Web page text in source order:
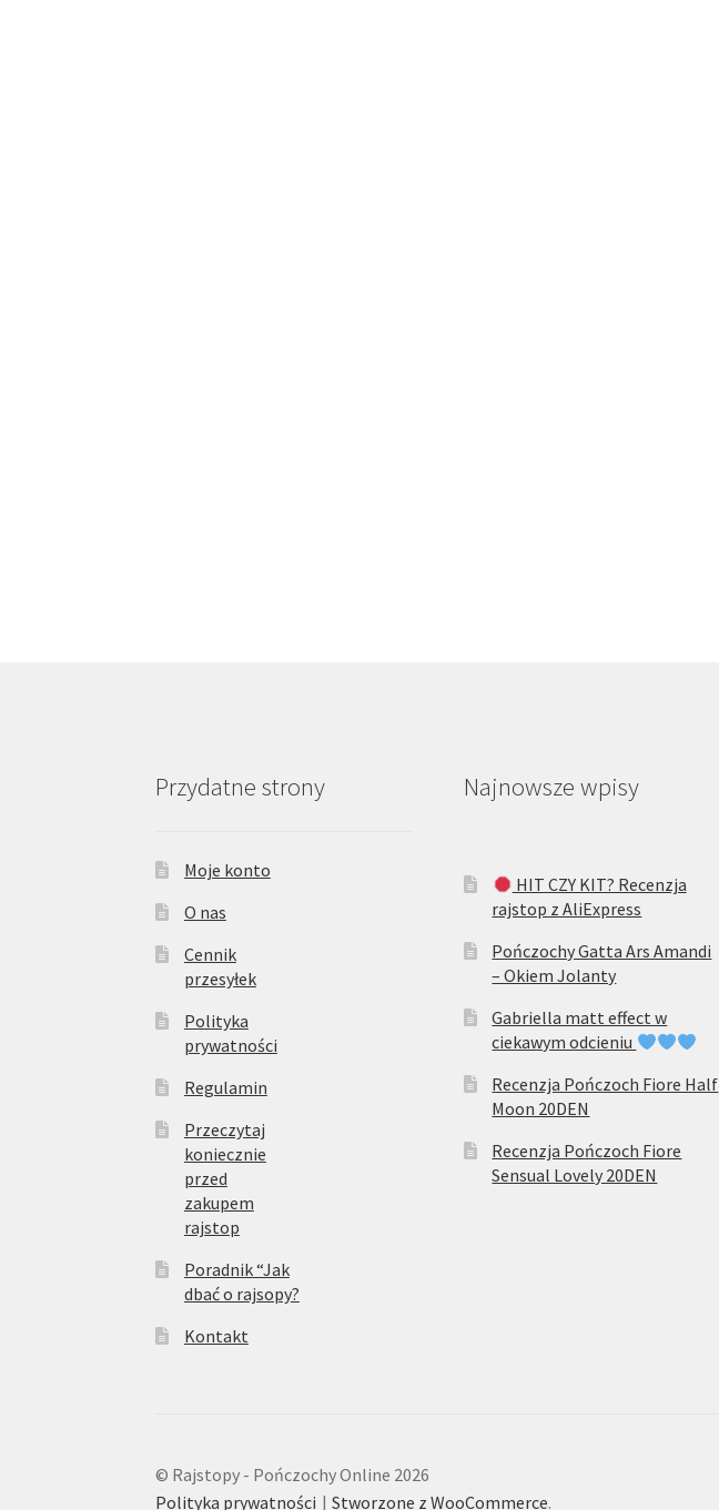
Przydatne strony
Moje konto
O nas
Cennik
przesyłek
Polityka
prywatności
Regulamin
Przeczytaj
koniecznie
przed
zakupem
rajstop
Poradnik “Jak
dbać o rajsopy?
Kontakt
Najnowsze wpisy
HIT CZY KIT? Recenzja
rajstop z AliExpress
Pończochy Gatta Ars Amandi
– Okiem Jolanty
Gabriella matt effect w
ciekawym odcieniu
Recenzja Pończoch Fiore Half
Moon 20DEN
Recenzja Pończoch Fiore
Sensual Lovely 20DEN
© Rajstopy - Pończochy Online 2026
Polityka prywatności
Stworzone z WooCommerce.